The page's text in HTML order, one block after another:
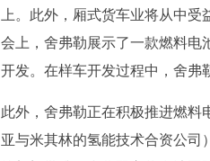
上。此外，厢式货车业将从中
会上，舍弗勒展示了一款燃料电
开发。在样车开发过程中，舍弗
此外，舍弗勒正在积极推进燃
亚与米其林的氢能技术合资公司